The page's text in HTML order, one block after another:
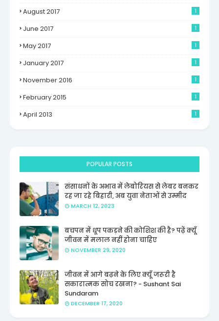
August 2017 1
June 2017 1
May 2017 1
January 2017 1
November 2016 1
February 2015 1
April 2013 1
POPULAR POSTS
संसाधनों के अभाव में लेबोरियस से लेबर बनकर
रह जा रहे बिहारी, अब युवा नेताओं से उम्मीद
MARCH 12, 2023
बचपन में धूप पकड़ने की कोशिश की है? पढ़ें क्यूँ
जीवन में मलाल नहीं होना चाहिए
NOVEMBER 29, 2020
जीवन में आगे बढ़ने के लिए क्यूँ जरूरी है
सकारात्मक सोच रखना? - Sushant Sai
Sundaram
DECEMBER 17, 2020